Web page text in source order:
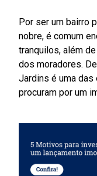
Por ser um bairro
nobre, é comum
tranquilos, além
dos moradores.
Jardins é uma
procuram por um